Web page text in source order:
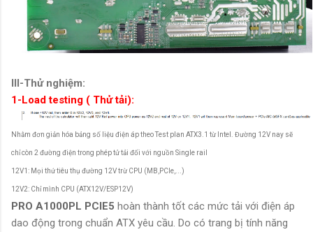
III-Thử nghiệm:
1-Load testing ( Thử tải):
Nhằm đơn giản hóa bảng số liệu điện áp theo Test plan ATX3.1 từ Intel. Đường 12V nay sẽ
chỉ còn 2 đường điện trong phép tử tải đối với nguồn Single rail
12V1: Mọi thứ tiêu thụ đường 12V trừ CPU (MB,PCIe,...)
12V2: Chỉ mình CPU (ATX12V/ESP12V)
PRO A1000PL PCIE5 hoàn thành tốt các mức tải với điện áp
dao động trong chuẩn ATX yêu cầu. Do có trang bị tính năng